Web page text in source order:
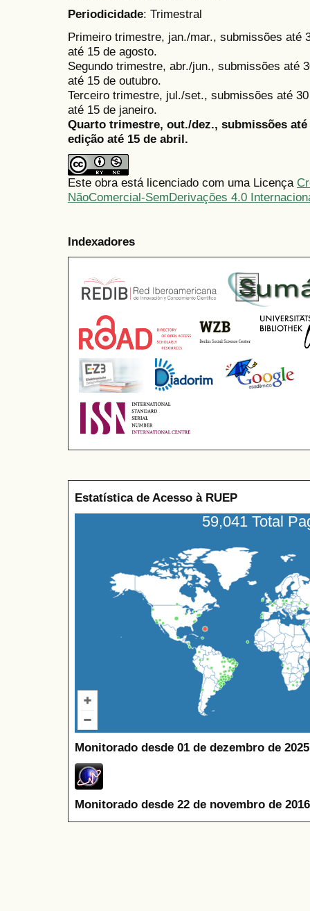
Periodicidade: Trimestral
Primeiro trimestre, jan./mar., submissões até
até 15 de agosto.
Segundo trimestre, abr./jun., submissões até
até 15 de outubro.
Terceiro trimestre, jul./set., submissões até
até 15 de janeiro.
Quarto trimestre, out./dez., submissões
edição até 15 de abril.
Este obra está licenciado com uma Licença
NãoComercial-SemDerivações 4.0
Indexadores
Estatística de Acesso à RUEP
59,041 Total
Monitorado desde 01 de dezembro de
Monitorado desde 22 de novembro de